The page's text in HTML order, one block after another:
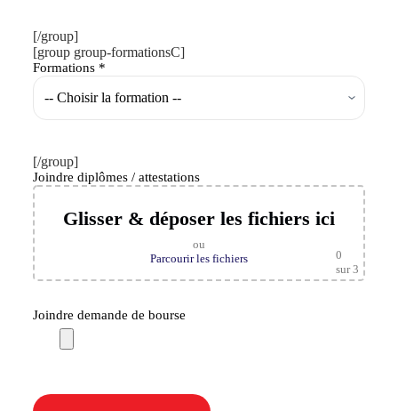
[/group]
[group group-formationsC]
Formations *
[/group]
Joindre diplômes / attestations
Glisser & déposer les fichiers ici
ou
Parcourir les fichiers
0
sur 3
Joindre demande de bourse